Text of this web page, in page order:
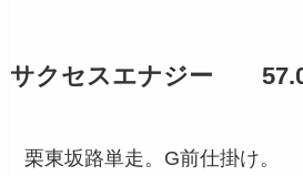
サクセスエナジー 57.0
栗東坂路単走。G前仕掛け。